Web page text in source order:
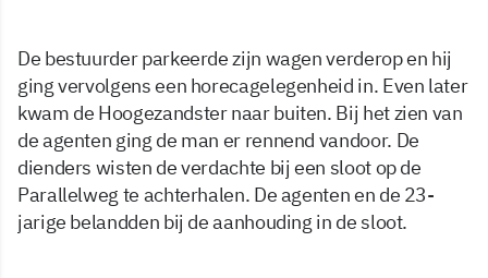
De bestuurder parkeerde zijn wagen verderop en hij
ging vervolgens een horecagelegenheid in. Even later
kwam de Hoogezandster naar buiten. Bij het zien van
de agenten ging de man er rennend vandoor. De
dienders wisten de verdachte bij een sloot op de
Parallelweg te achterhalen. De agenten en de 23-
jarige belandden bij de aanhouding in de sloot.